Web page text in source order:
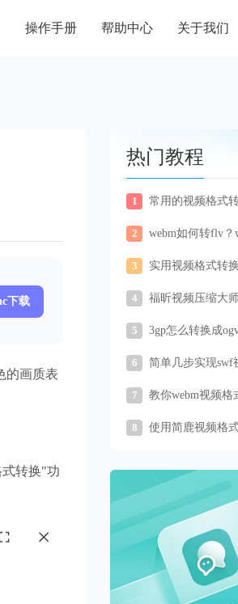
操作手册 帮助中心 关于我们
下载
的画质表
转换"功
热门教程
1 常用的视频格式
2 webm如何转flv
3 实用视频格式转
4
福昕视频压缩大
5
3gp怎么转换成
6
简单几步实现swf
7 教你webm视频格
8
使用简鹿视频格